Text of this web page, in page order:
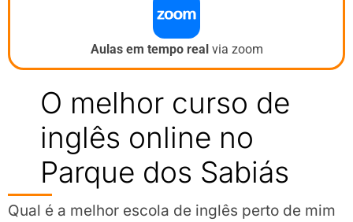
Aulas em tempo real via zoom
O melhor curso de
inglês online no
Parque dos Sabiás
Qual é a melhor escola de inglês perto de mim